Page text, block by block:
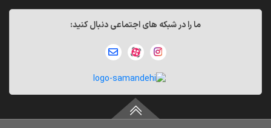
ما را در شبکه های اجتماعی دنبال کنید: